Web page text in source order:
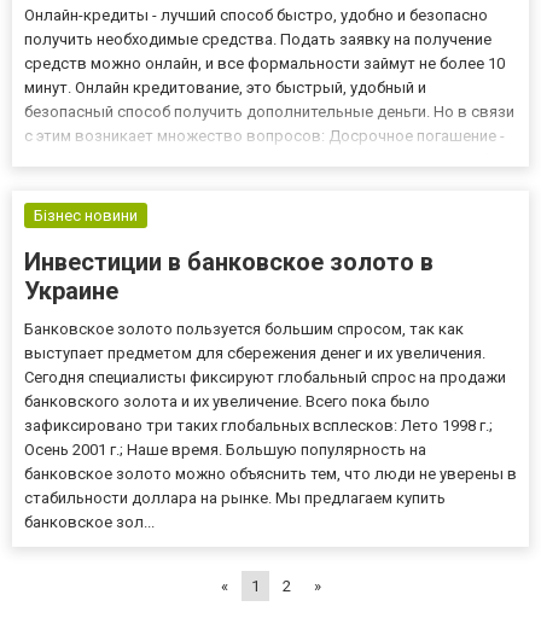
Онлайн-кредиты - лучший способ быстро, удобно и безопасно
получить необходимые средства. Подать заявку на получение
средств можно онлайн, и все формальности займут не более 10
минут. Онлайн кредитование, это быстрый, удобный и
безопасный способ получить дополнительные деньги. Но в связи
с этим возникает множество вопросов: Досрочное погашение -
Бізнес новини
Инвестиции в банковское золото в
Украине
Банковское золото пользуется большим спросом, так как
выступает предметом для сбережения денег и их увеличения.
Сегодня специалисты фиксируют глобальный спрос на продажи
банковского золота и их увеличение. Всего пока было
зафиксировано три таких глобальных всплесков: Лето 1998 г.;
Осень 2001 г.; Наше время. Большую популярность на
банковское золото можно объяснить тем, что люди не уверены в
стабильности доллара на рынке. Мы предлагаем купить
банковское зол...
« 1 2 »